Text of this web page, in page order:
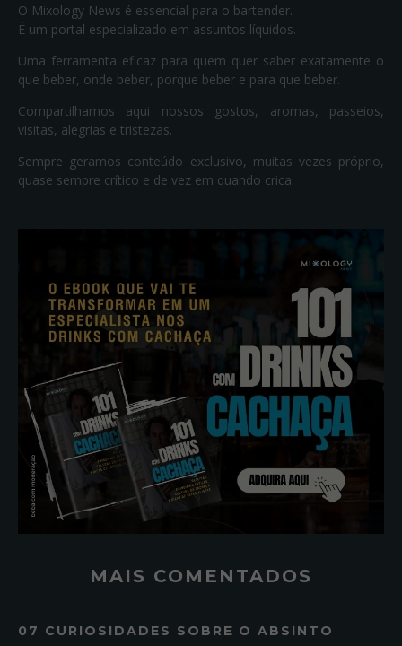
O Mixology News é essencial para o bartender.
É um portal especializado em assuntos líquidos.
Uma ferramenta eficaz para quem quer saber exatamente o
que beber, onde beber, porque beber e para que beber.
Compartilhamos aqui nossos gostos, aromas, passeios,
visitas, alegrias e tristezas.
Sempre geramos conteúdo exclusivo, muitas vezes próprio,
quase sempre crítico e de vez em quando crica.
MAIS COMENTADOS
07 CURIOSIDADES SOBRE O ABSINTO